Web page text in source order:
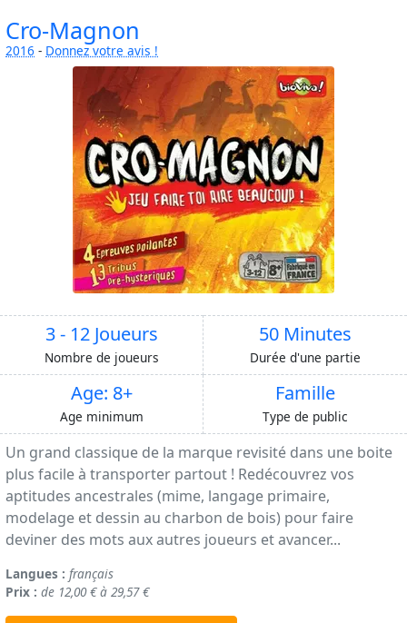
Cro-Magnon
2016 - Donnez votre avis !
3 - 12 Joueurs
Nombre de joueurs
50 Minutes
Durée d'une partie
Age: 8+
Age minimum
Famille
Type de public
Un grand classique de la marque revisité dans une boite
plus facile à transporter partout ! Redécouvrez vos
aptitudes ancestrales (mime, langage primaire,
modelage et dessin au charbon de bois) pour faire
deviner des mots aux autres joueurs et avancer...
Langues : français
Prix : de 12,00 € à 29,57 €